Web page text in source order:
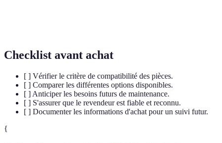
Checklist avant achat
[ ] Vérifier le critère de compatibilité des pièces.
[ ] Comparer les différentes options disponibles.
[ ] Anticiper les besoins futurs de maintenance.
[ ] S'assurer que le revendeur est fiable et reconnu.
[ ] Documenter les informations d'achat pour un suivi futur.
{